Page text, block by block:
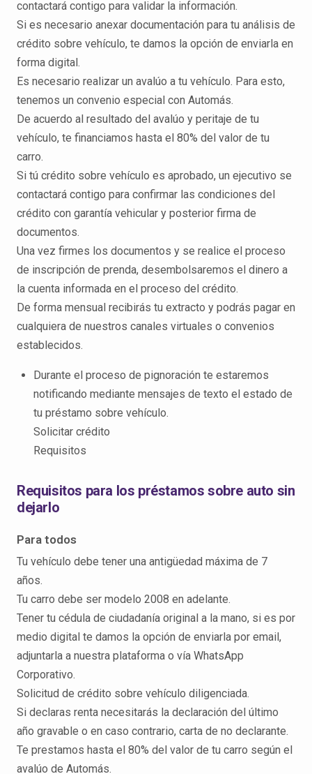
contactará contigo para validar la información.
Si es necesario anexar documentación para tu análisis de
crédito sobre vehículo, te damos la opción de enviarla en
forma digital.
Es necesario realizar un avalúo a tu vehículo. Para esto,
tenemos un convenio especial con Automás.
De acuerdo al resultado del avalúo y peritaje de tu
vehículo, te financiamos hasta el 80% del valor de tu
carro.
Si tú crédito sobre vehículo es aprobado, un ejecutivo se
contactará contigo para confirmar las condiciones del
crédito con garantía vehicular y posterior firma de
documentos.
Una vez firmes los documentos y se realice el proceso
de inscripción de prenda, desembolsaremos el dinero a
la cuenta informada en el proceso del crédito.
De forma mensual recibirás tu extracto y podrás pagar en
cualquiera de nuestros canales virtuales o convenios
establecidos.
Durante el proceso de pignoración te estaremos
notificando mediante mensajes de texto el estado de
tu préstamo sobre vehículo.
Solicitar crédito
Requisitos
Requisitos para los préstamos sobre auto sin
dejarlo
Para todos
Tu vehículo debe tener una antigüedad máxima de 7
años.
Tu carro debe ser modelo 2008 en adelante.
Tener tu cédula de ciudadanía original a la mano, si es por
medio digital te damos la opción de enviarla por email,
adjuntarla a nuestra plataforma o vía WhatsApp
Corporativo.
Solicitud de crédito sobre vehículo diligenciada.
Si declaras renta necesitarás la declaración del último
año gravable o en caso contrario, carta de no declarante.
Te prestamos hasta el 80% del valor de tu carro según el
avalúo de Automás.